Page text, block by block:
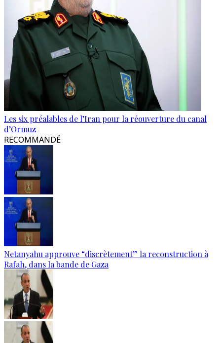
Les six préalables de l’Iran pour la réouverture du canal
d’Ormuz
RECOMMANDÉ
Netanyahu approuve “discrètement” la reconstruction à
Rafah, dans la bande de Gaza